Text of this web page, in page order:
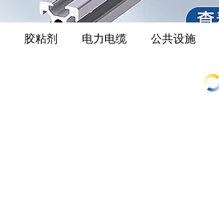
胶粘剂 电力电缆 公共设施